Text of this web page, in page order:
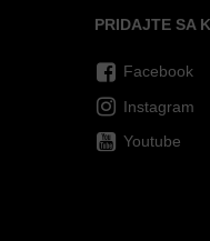
PRIDAJTE SA
Facebook
Instagram
Youtube